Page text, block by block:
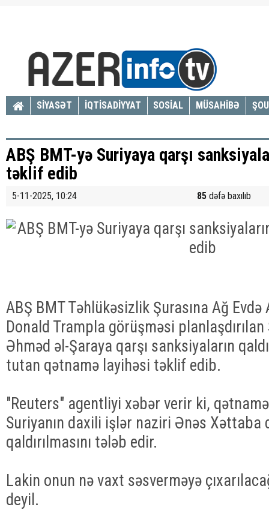
SİYASƏT İQTİSADİYYAT SOSİAL MÜSAHİBƏ
ABŞ BMT-yə Suriyaya qarşı
təklif edib
5-11-2025, 10:24 85 dəfə baxılıb
ABŞ BMT Təhlükəsizlik Şurasına Ağ
Donald Trampla görüşməsi
Əhməd əl-Şaraya qarşı sanksiyaların
tutan qətnamə layihəsi təklif edib.
"Reuters" agentliyi xəbər verir ki,
Suriyanın daxili işlər naziri Ənəs Xəttaba
qaldırılmasını tələb edir.
Lakin onun nə vaxt səsverməyə
deyil.